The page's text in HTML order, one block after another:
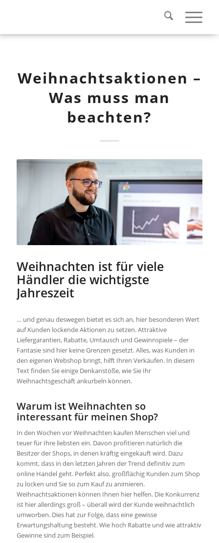
Weihnachtsaktionen –
Was muss man
beachten?
Weihnachten ist für viele
Händler die wichtigste
Jahreszeit
… und genau deswegen bietet es sich an, hier besonderen Wert
auf Kunden lockende Aktionen zu setzen. Attraktive
Liefergarantien, Rabatte, Umtausch und Gewinnspiele – der
Fantasie sind hier keine Grenzen gesetzt. Alles, was Kunden in
den eigenen Webshop bringt, hilft Ihren Verkäufen. In diesem
Text finden Sie einige Denkanstöße, wie Sie Ihr
Weihnachtsgeschäft ankurbeln können.
Warum ist Weihnachten so
interessant für meinen Shop?
In den Wochen vor Weihnachten kaufen Menschen viel und
teuer für Ihre liebsten ein. Davon profitieren natürlich die
Besitzer der Shops, in denen kräftig eingekauft wird. Dazu
kommt, dass in den letzten Jahren der Trend definitiv zum
online Handel geht. Perfekt also, großflächig Kunden zum Shop
zu locken und Sie so zum Kauf zu animieren.
Weihnachtsaktionen können Ihnen hier helfen. Die Konkurrenz
ist hier allerdings groß – überall wird der Kunde weihnachtlich
umworben. Dies hat zur Folge, dass eine gewisse
Erwartungshaltung besteht. Wie hoch Rabatte und wie attraktiv
Gewinne sind zum Beispiel.